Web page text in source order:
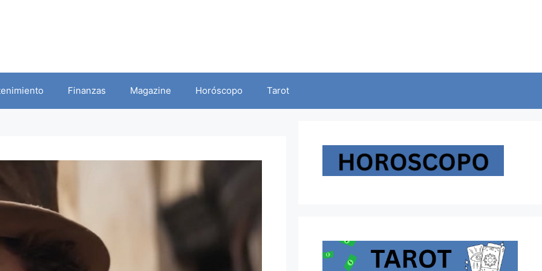
Finanzas Magazine Horóscopo Tarot